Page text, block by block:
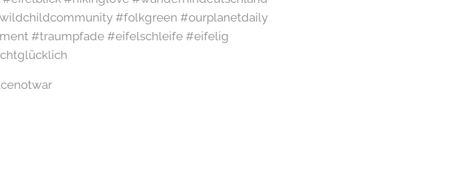
#folkgreen #ourplanetdaily
#traumpfade #eifelschleife #eifelig